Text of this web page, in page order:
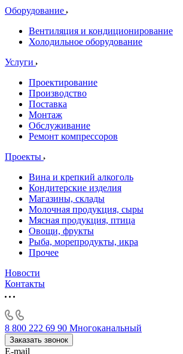
Оборудование
Вентиляция и кондиционирование
Холодильное оборудование
Услуги
Проектирование
Производство
Поставка
Монтаж
Обслуживание
Ремонт компрессоров
Проекты
Вина и крепкий алкоголь
Кондитерские изделия
Магазины, склады
Молочная продукция, сыры
Мясная продукция, птица
Овощи, фрукты
Рыба, морепродукты, икра
Прочее
Новости
Контакты
8 800 222 69 90 Многоканальный
Заказать звонок
E-mail